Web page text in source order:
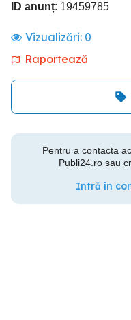
ID anunț: 19459785
Vizualizări: 0
Raportează
Pentru a contacta
Publi24.ro sau
Intră în